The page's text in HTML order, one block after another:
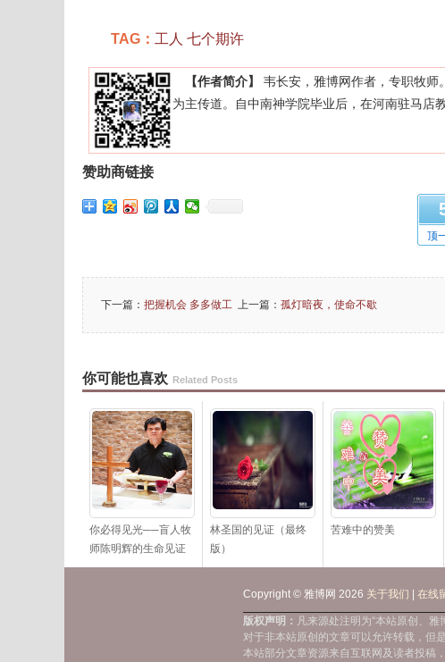
TAG： 工人 七个期许
【作者简介】
韦长安，雅博网作者，专职牧
为主传道。自中南神学院毕业后，在河南驻马店
赞助商链接
顶
下一篇： 把握机会 多多做工 上一篇： 孤灯暗夜，使命不歇
你可能也喜欢 Related Posts
你必得见光──盲人牧
师陈明辉的生命见证
林圣国的见证（最终
版）
苦难中的赞美
Copyright © 雅博网 2026 关于我们 | 在线
版权声明： 凡来源处注明为“本站原创、
对于非本站原创的文章可以允许转载，但
本站部分文章资源来自互联网及读者投稿